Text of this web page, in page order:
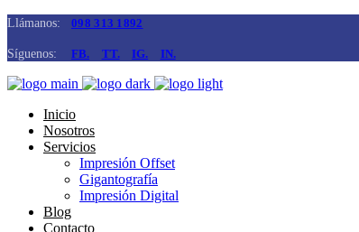
Llámanos: 098 313 1892
Síguenos: FB. TT. IG. IN.
Inicio
Nosotros
Servicios
Impresión Offset
Gigantografía
Impresión Digital
Blog
Contacto